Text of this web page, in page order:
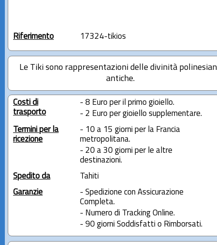
Riferimento 17324-tikios
Le Tiki sono rappresentazioni delle divinità
antiche.
Costi di
trasporto
- 8 Euro per il primo gioiello.
- 2 Euro per gioiello supplementare.
Termini per la
ricezione
- 10 a 15 giorni per la Francia
metropolitana.
- 20 a 30 giorni per le altre
destinazioni.
Spedito da
Tahiti
Garanzie
- Spedizione con Assicurazione
Completa.
- Numero di Tracking Online.
- 90 giorni Soddisfatti o Rimborsati.